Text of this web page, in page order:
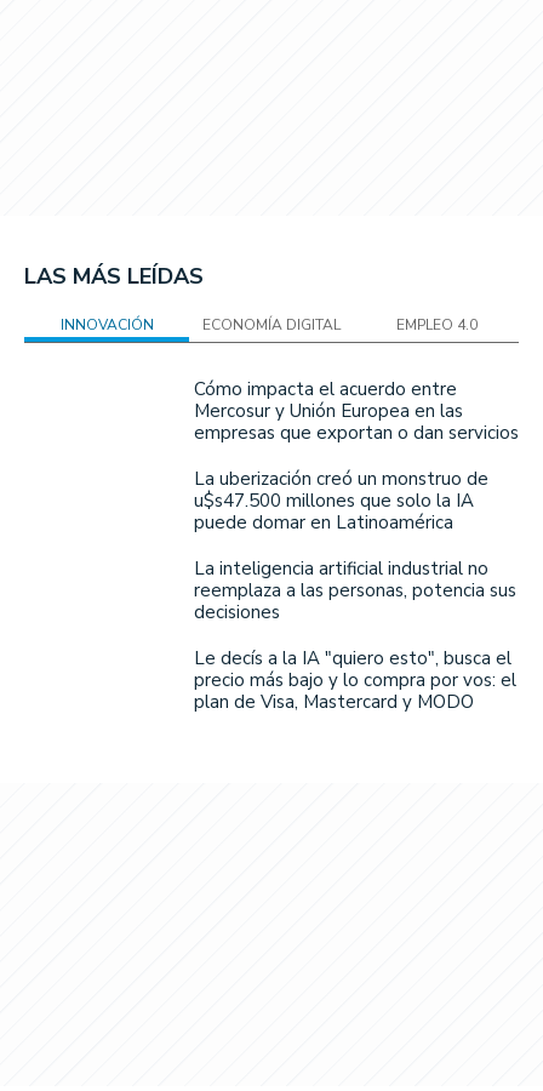
LAS MÁS LEÍDAS
INNOVACIÓN ECONOMÍA DIGITAL EMPLEO 4.0
Cómo impacta el acuerdo entre
Mercosur y Unión Europea en las
empresas que exportan o dan servicios
La uberización creó un monstruo de
u$s47.500 millones que solo la IA
puede domar en Latinoamérica
La inteligencia artificial industrial no
reemplaza a las personas, potencia sus
decisiones
Le decís a la IA "quiero esto", busca el
precio más bajo y lo compra por vos: el
plan de Visa, Mastercard y MODO